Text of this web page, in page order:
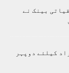
بینک نے
کیلئے دوپہر